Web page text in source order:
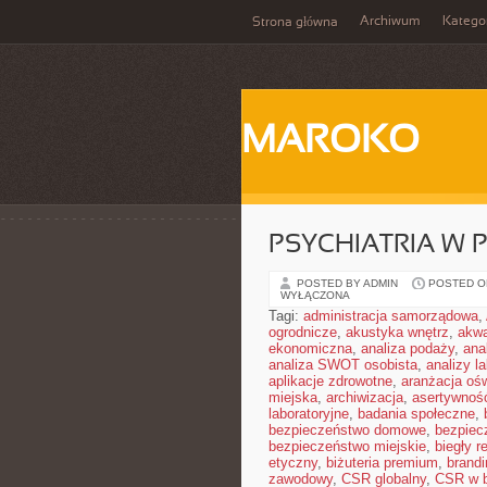
Strona główna Archiwum
MAROKO
PSYCHIATRIA W
POSTED BY ADMIN POSTED
WYŁĄCZONA
Tagi: administracja samorządowa,
ogrodnicze, akustyka wnętrz,
ekonomiczna, analiza podaży,
analiza SWOT osobista, analizy
aplikacje zdrowotne, aranżacja
miejska, archiwizacja,
laboratoryjne, badania społeczne,
bezpieczeństwo domowe,
bezpieczeństwo miejskie, biegły
etyczny, biżuteria premium,
zawodowy, CSR globalny, CSR w